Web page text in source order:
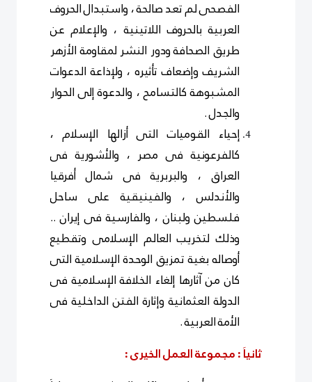
الفصحى لم تعد صالحة ، واستبدال الحروف
العربية بالحروف اللاتينية ، والإعلام عن
طريق الصحافة ودور النشر لمقاومة الأزهر
الشريف وإضعاف تأثيره ، ولإذاعة الدعوات
المشبوهة كالتسامح ، والدعوة إلى الحوار
والجدل .
إحياء القوميات التى أزالها الإسلام ،
كالفرعونية فى مصر ، والأشورية فى
العراق ، والبربرية فى شمال أفرقيا
والأندلس ، والفينيقية على ساحل
فلسطين ولبنان ، والفارسية فى إيران ..
وذلك لتخريب العالم الإسلامى وتقطيع
أوصاله بغية تمزيق الوحدة الإسلامية التى
كان من آثارها إلغاء الخلافة الإسلامية فى
الدولة العثمانية وإثارة الفتن الداخلية فى
الأمة العربية .
ثانياَ : مجموعة العمل الخيرى :